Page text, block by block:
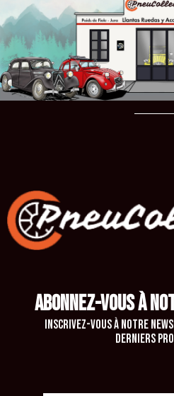
ABONNEZ-VOUS À
Inscrivez-vous à notre
derniers